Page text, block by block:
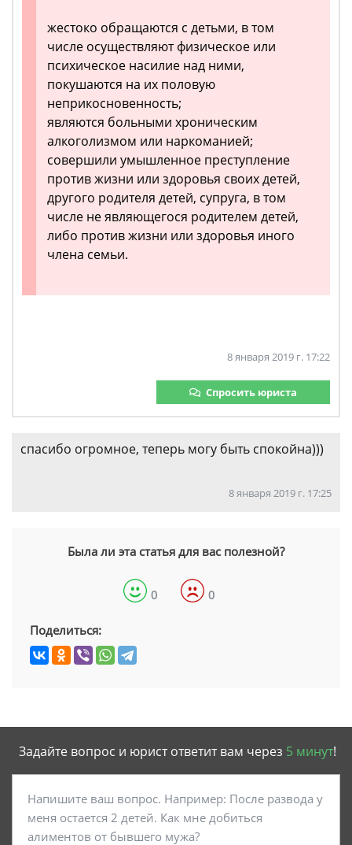
жестоко обращаются с детьми, в том
числе осуществляют физическое или
психическое насилие над ними,
покушаются на их половую
неприкосновенность;
являются больными хроническим
алкоголизмом или наркоманией;
совершили умышленное преступление
против жизни или здоровья своих детей,
другого родителя детей, супруга, в том
числе не являющегося родителем детей,
либо против жизни или здоровья иного
члена семьи.
8 января 2019 г. 17:22
Спросить юриста
спасибо огромное, теперь могу быть спокойна)))
8 января 2019 г. 17:25
Была ли эта статья для вас полезной?
0 0
Поделиться:
Задайте вопрос и юрист ответит вам через 5 минут!